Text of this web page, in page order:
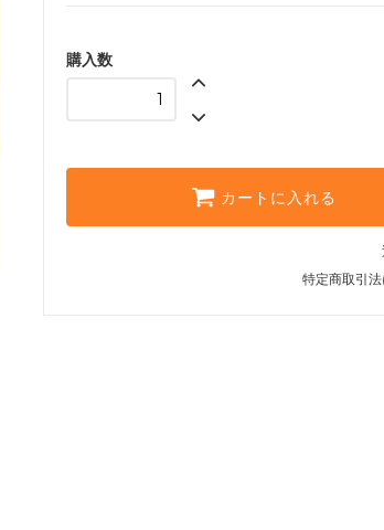
購入数
カートに入れる
特定商取引